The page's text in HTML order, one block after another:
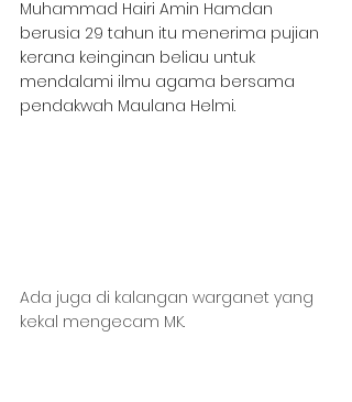
Muhammad Hairi Amin Hamdan
berusia 29 tahun itu menerima pujian
kerana keinginan beliau untuk
mendalami ilmu agama bersama
pendakwah Maulana Helmi.
Ada juga di kalangan warganet yang
kekal mengecam MK.